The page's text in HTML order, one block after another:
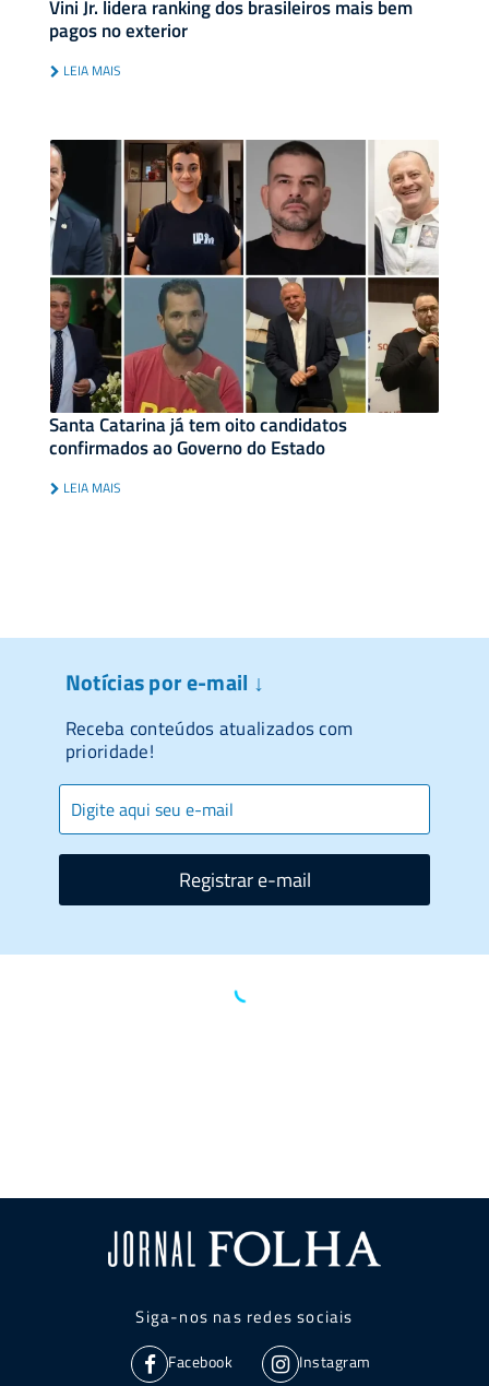
Vini Jr. lidera ranking dos brasileiros mais bem
pagos no exterior
LEIA MAIS
Santa Catarina já tem oito candidatos
confirmados ao Governo do Estado
LEIA MAIS
Notícias por e-mail ↓
Receba conteúdos atualizados com
prioridade!
Registrar e-mail
Siga-nos nas redes sociais
Facebook Instagram